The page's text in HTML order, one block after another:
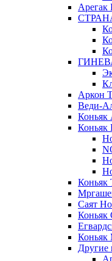
Арегак
Аркон
Веди-
Коньяк
Саят
Коньяк
Другие